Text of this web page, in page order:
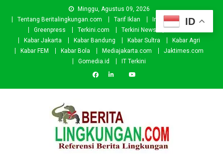
Minggu, Agustus 09, 2026
Tentang Beritalingkungan.com
Tarif Iklan Investor
Donasi
Greenpress
Terkini.com Terkini News
Kabar.id
Kabar Jakarta
Kabar Bandung Kabar Sultra
Kabar Agri
Kabar FEM
Kabar Bola Mediajakarta.com
Jaktimes.com
Gomedia.id
IT Terkini
ID